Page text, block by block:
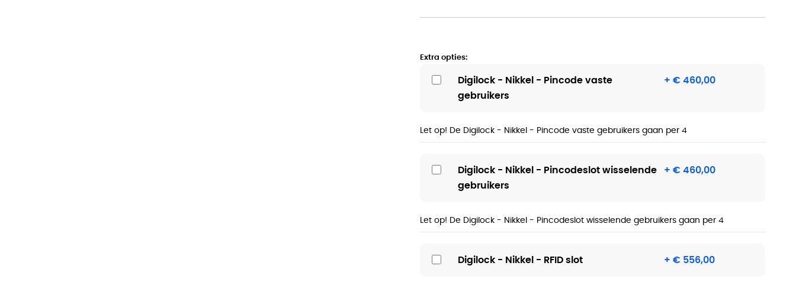
Extra opties:
Digilock - Nikkel - Pincode vaste
gebruikers
+ € 460,00
Let op! De Digilock - Nikkel - Pincode vaste gebruikers gaan per 4
Digilock - Nikkel - Pincodeslot wisselende
gebruikers
+ € 460,00
Let op! De Digilock - Nikkel - Pincodeslot wisselende gebruikers gaan per 4
Digilock - Nikkel - RFID slot + € 556,00